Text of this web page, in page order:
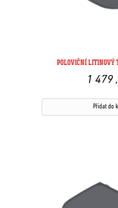
POLOVIČNÍ LITINOVÝ
1 479
Přidat do